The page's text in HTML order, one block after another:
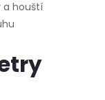
a houští